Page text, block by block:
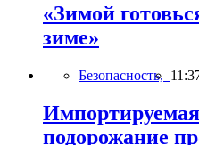
«Зимой
зиме»
Безопасность,
подорожание